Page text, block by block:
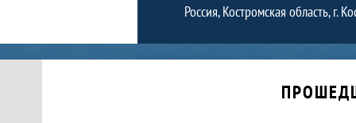
Россия, Костромская область, г.
Календарь прошедших и будущих матчей